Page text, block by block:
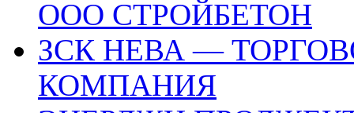
ООО СТРОЙБЕТОН
ЗСК НЕВА —
КОМПАНИЯ